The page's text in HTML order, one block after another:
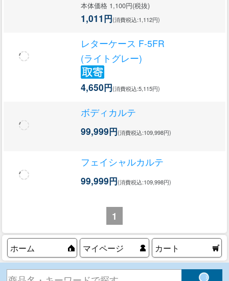
本体価格 1,100円(税抜)
1,011円(消費税込:1,112円)
レターケース F-5FR
(ライトグレー)
4,650円(消費税込:5,115円)
ボディカルテ
99,999円(消費税込:109,998円)
フェイシャルカルテ
99,999円(消費税込:109,998円)
1
ホーム マイページ カート